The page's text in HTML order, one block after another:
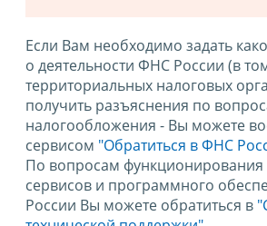
Если Вам необходимо задать
о деятельности ФНС России (в
территориальных налоговых
получить разъяснения по
налогообложения - Вы можете
сервисом "Обратиться в ФНС
По вопросам функционирования
сервисов и программного
России Вы можете обратиться в